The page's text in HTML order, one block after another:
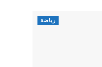
رياضة